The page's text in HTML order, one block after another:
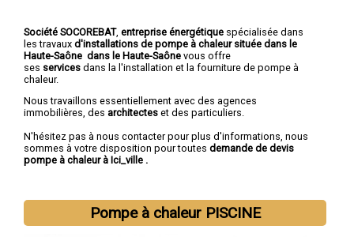
Société SOCOREBAT, entreprise énergétique spécialisée dans
les travaux d'installations de pompe à chaleur située dans le
Haute-Saône dans le Haute-Saône vous offre
ses services dans la l'installation et la fourniture de pompe à
chaleur.
Nous travaillons essentiellement avec des agences
immobilières, des architectes et des particuliers.
N'hésitez pas à nous contacter pour plus d'informations, nous
sommes à votre disposition pour toutes demande de devis
pompe à chaleur à Ici_ville .
Pompe à chaleur PISCINE